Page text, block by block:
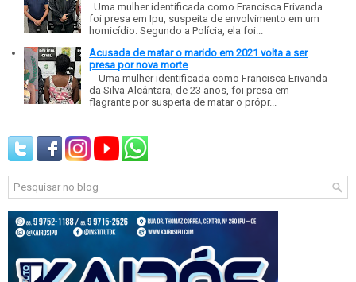
Uma mulher identificada como Francisca Erivanda
foi presa em Ipu, suspeita de envolvimento em um
homicídio. Segundo a Polícia, ela foi...
Acusada de matar o marido em 2021 volta a ser
presa por nova morte
Uma mulher identificada como Francisca Erivanda
da Silva Alcântara, de 23 anos, foi presa em
flagrante por suspeita de matar o própr...